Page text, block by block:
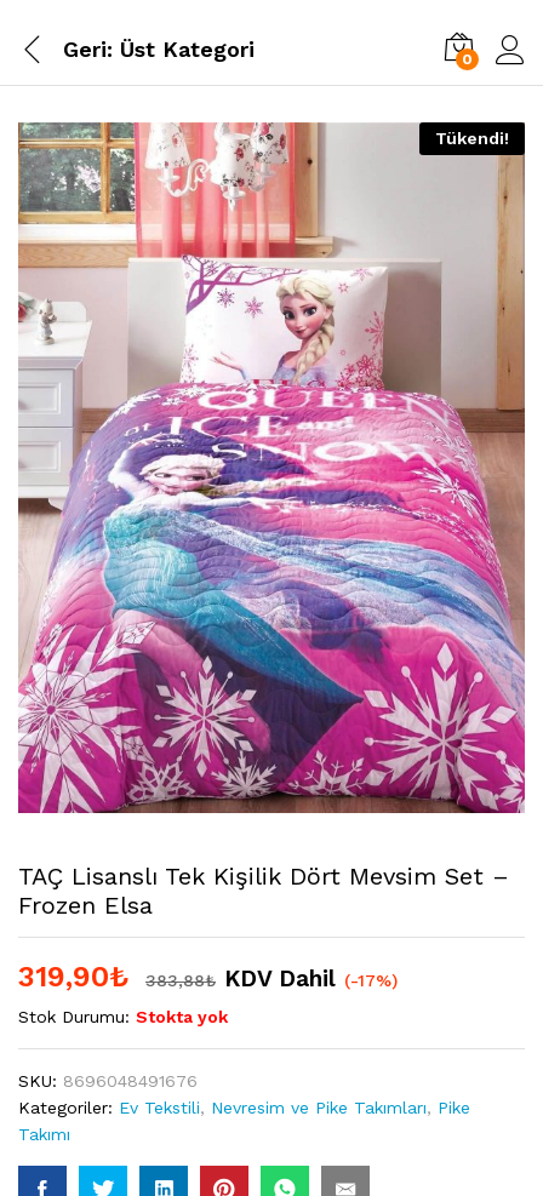
Geri: Üst Kategori 0
Tükendi!
TAÇ Lisanslı Tek Kişilik Dört Mevsim Set –
Frozen Elsa
319,90₺ 383,88₺ KDV Dahil (-17%)
Stok Durumu: Stokta yok
SKU: 8696048491676
Kategoriler: Ev Tekstili, Nevresim ve Pike Takımları, Pike
Takımı